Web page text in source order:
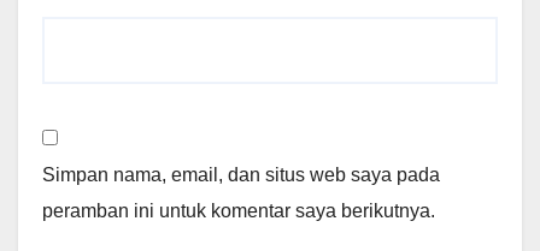
Simpan nama, email, dan situs web saya pada
peramban ini untuk komentar saya berikutnya.